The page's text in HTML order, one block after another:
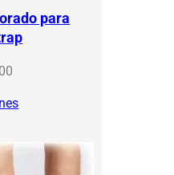
para
Price
$120.00
$150.00